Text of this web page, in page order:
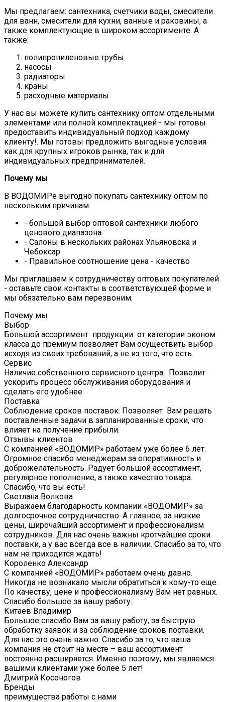
Мы предлагаем: сантехника, счетчики воды, смесители
для ванн, смесители для кухни, ванные и раковины, а
также комплектующие в широком ассортименте. А
также:
полипропиленовые трубы
насосы
радиаторы
краны
расходные материалы
У нас вы можете купить сантехнику оптом отдельными
элементами или полной комплектацией - мы готовы
предоставить индивидуальный подход каждому
клиенту!. Мы готовы предложить выгодные условия
как для крупных игроков рынка, так и для
индивидуальных предпринимателей.
Почему мы
В ВОДОМИРе выгодно покупать сантехнику оптом по
нескольким причинам:
- большой выбор оптовой сантехники любого
ценового диапазона
- Салоны в нескольких районах Ульяновска и
Чебоксар
- Правильное соотношение цена - качество
Мы приглашаем к сотрудничеству оптовых покупателей
- оставьте свои контакты в соответствующей форме и
мы обязательно вам перезвоним.
Почему мы
Выбор
Большой ассортимент продукции от категории эконом
класса до премиум позволяет Вам осуществить выбор
исходя из своих требований, а не из того, что есть.
Сервис
Наличие собственного сервисного центра. Позволит
ускорить процесс обслуживания оборудования и
сделать его удобнее.
Поставка
Соблюдение сроков поставок. Позволяет Вам решать
поставленные задачи в запланированные сроки, что
влияет на получение прибыли.
Отзывы клиентов
С компанией «ВОДОМИР» работаем уже более 6 лет.
Огромное спасибо менеджерам за оперативность и
доброжелательность. Радует большой ассортимент,
регулярное пополнение, а также качество товара.
Спасибо, что вы есть!
Светлана Волкова
Выражаем благодарность компании «ВОДОМИР» за
долгосрочное сотрудничество. А главное, за низкие
цены, широчайший ассортимент и профессионализм
сотрудников. Для нас очень важны кротчайшие сроки
поставки, а у вас всегда все в наличии. Спасибо за то, что
нам не приходится ждать!
Короленко Александр
С компанией «ВОДОМИР» работаем очень давно.
Никогда не возникало мысли обратиться к кому-то еще.
По качеству, цене и профессионализму Вам нет равных.
Спасибо большое за вашу работу.
Китаев Владимир
Большое спасибо Вам за вашу работу, за быструю
обработку заявок и за соблюдение сроков поставки.
Для нас это очень важно. Спасибо за то, что ваша
компания не стоит на месте – ваш ассортимент
постоянно расширяется. Именно поэтому, мы являемся
вашими клиентами уже более 5 лет!
Дмитрий Косоногов
Бренды
преимущества работы с нами